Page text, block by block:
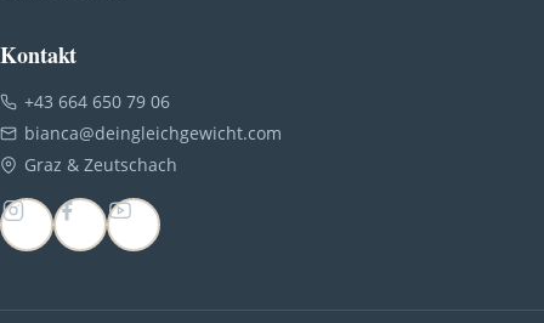
Kontakt
+43 664 650 79 06
bianca@deingleichgewicht.com
Graz & Zeutschach